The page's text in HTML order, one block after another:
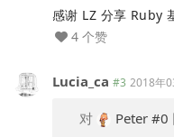
感谢 LZ 分享 Ruby
4 个赞
Lucia_ca #3 2018年
对 Peter #0